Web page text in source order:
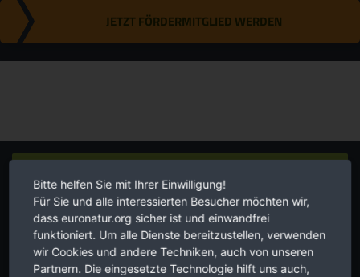
JETZT FÖRDERMITGLIED WERDEN
Newsletter
Bitte helfen Sie mit Ihrer Einwilligung!
Für Sie und alle interessierten Besucher möchten wir,
dass euronatur.org sicher ist und einwandfrei
funktioniert. Um alle Dienste bereitzustellen, verwenden
wir Cookies und andere Techniken, auch von unseren
Partnern. Die eingesetzte Technologie hilft uns auch,